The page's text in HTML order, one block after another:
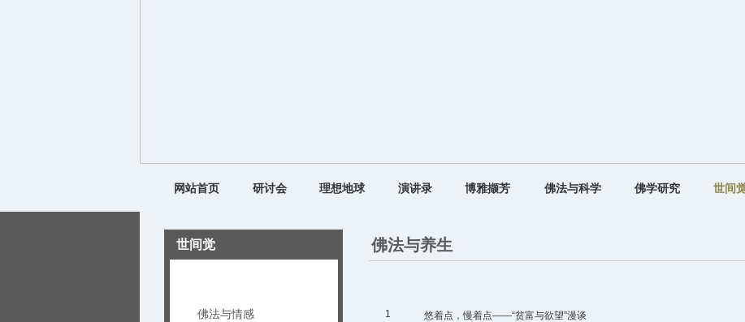
网站首页 研讨会 理想地球 演讲录 博雅撷芳 佛法与科学 佛学研究 世间
世间觉
佛法与情感
佛法与养生
1 悠着点，慢着点——“贫富与欲望”漫谈